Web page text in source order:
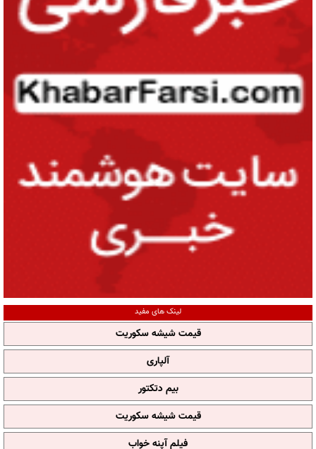
لینک های مفید
قیمت شیشه سکوریت
آلپاری
بیم دتکتور
قیمت شیشه سکوریت
فیلم آپنه خواب